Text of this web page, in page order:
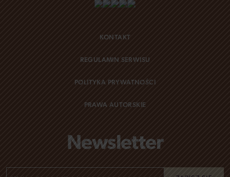
KONTAKT
REGULAMIN SERWISU
POLITYKA PRYWATNOŚCI
PRAWA AUTORSKIE
Newsletter